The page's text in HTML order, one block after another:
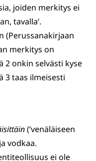
joiden merkitys ei
tavalla’.
(Perussanakirjaan
merkitys on
2 onkin selvästi kyse
3 taas ilmeisesti
(’venäläiseen
vodkaa.
ei ole